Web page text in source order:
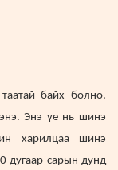
байх болно.
Энэ үе нь шинэ
харилцаа шинэ
дугаар сарын дунд